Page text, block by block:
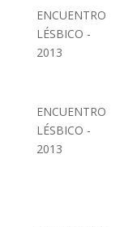
ENCUENTRO
LÉSBICO -
2013
ENCUENTRO
LÉSBICO -
2013